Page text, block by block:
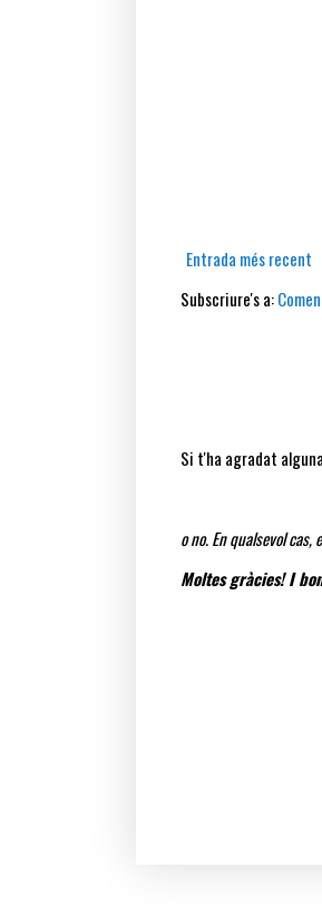
Entrada més recent
Subscriure's a:
Si t'ha agradat
o no. En qualsevol
Moltes gràcies! I